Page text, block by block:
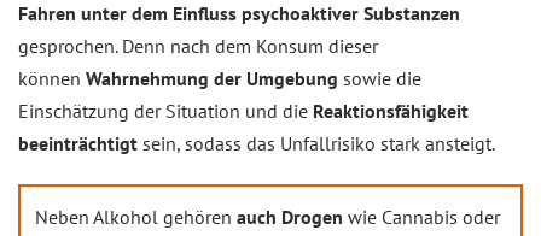
Fahren unter dem Einfluss psychoaktiver Substanzen
gesprochen. Denn nach dem Konsum dieser
können Wahrnehmung der Umgebung sowie die
Einschätzung der Situation und die Reaktionsfähigkeit
beeinträchtigt sein, sodass das Unfallrisiko stark ansteigt.
Neben Alkohol gehören auch Drogen wie Cannabis oder